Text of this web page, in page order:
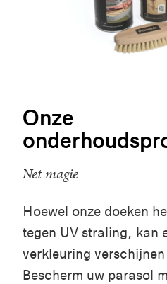
Onze
Net magie
Hoewel onze doeken
tegen UV straling, kan
verkleuring
Bescherm uw parasol